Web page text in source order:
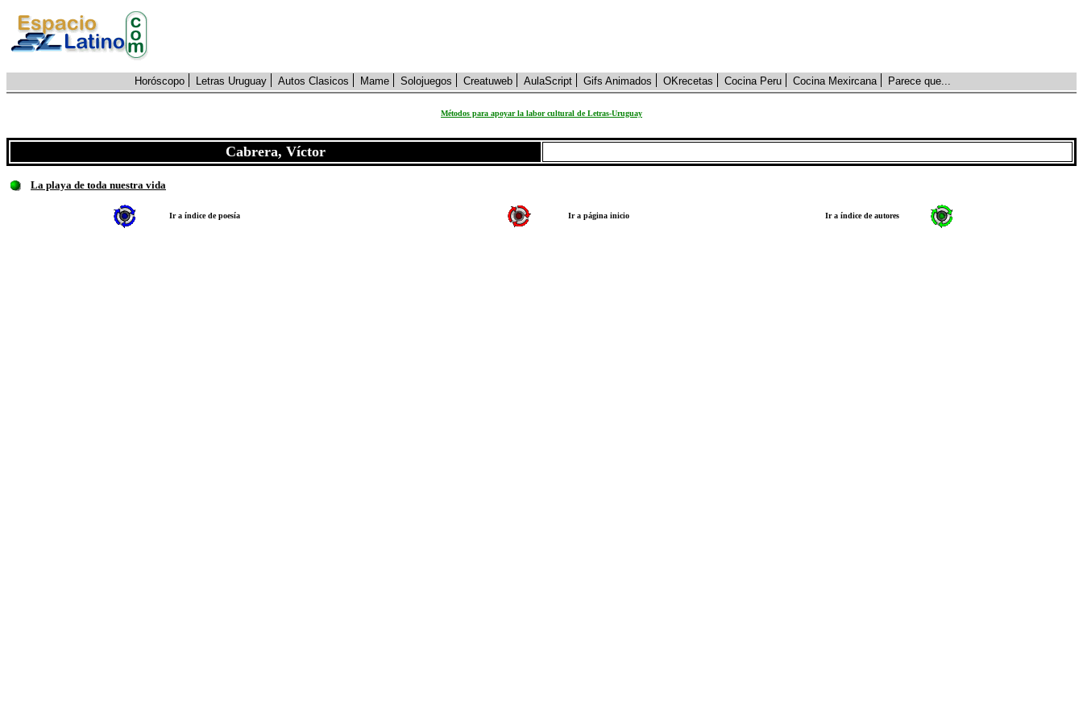
Horóscopo Letras Uruguay Autos Clasicos Mame Solojuegos Creatuweb AulaScript Gifs Animados OKrecetas Cocina Peru Cocina Mexircana Parece que...
Métodos para apoyar la labor cultural de Letras-Uruguay
Cabrera, Víctor
La playa de toda nuestra vida
Ir a índice de poesía Ir a página inicio Ir a índice de autores